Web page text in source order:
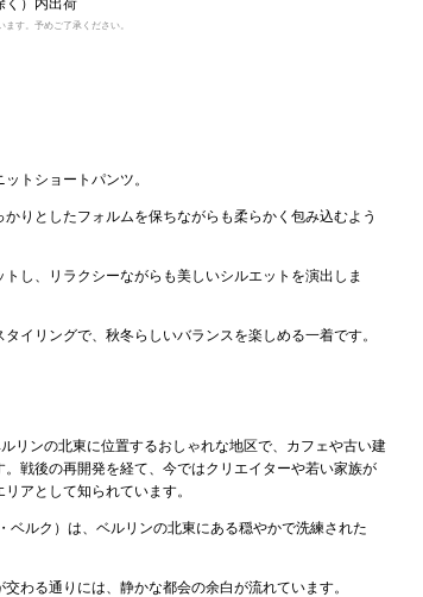
く）内出荷
す。予めご了承ください。
トショートパンツ。
りとしたフォルムを保ちながらも柔らかく包み込むよう
し、リラクシーながらも美しいシルエットを演出しま
イリングで、秋冬らしいバランスを楽しめる一着です。
リンの北東に位置するおしゃれな地区で、カフェや古い建
。戦後の再開発を経て、今ではクリエイターや若い家族が
アとして知られています。
ベルク）は、ベルリンの北東にある穏やかで洗練された
わる通りには、静かな都会の余白が流れています。